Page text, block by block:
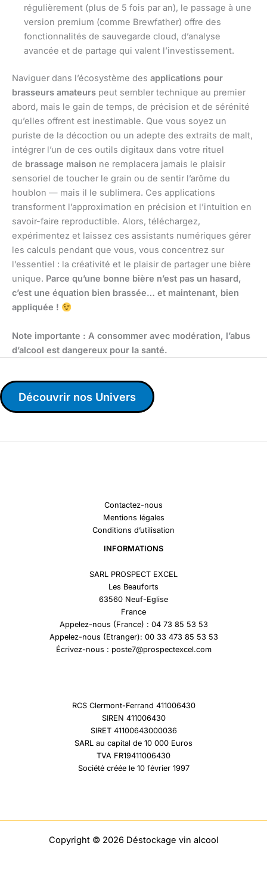
régulièrement (plus de 5 fois par an), le passage à une
version premium (comme Brewfather) offre des
fonctionnalités de sauvegarde cloud, d’analyse
avancée et de partage qui valent l’investissement.
Naviguer dans l’écosystème des applications pour
brasseurs amateurs peut sembler technique au premier
abord, mais le gain de temps, de précision et de sérénité
qu’elles offrent est inestimable. Que vous soyez un
puriste de la décoction ou un adepte des extraits de malt,
intégrer l’un de ces outils digitaux dans votre rituel
de brassage maison ne remplacera jamais le plaisir
sensoriel de toucher le grain ou de sentir l’arôme du
houblon — mais il le sublimera. Ces applications
transforment l’approximation en précision et l’intuition en
savoir-faire reproductible. Alors, téléchargez,
expérimentez et laissez ces assistants numériques gérer
les calculs pendant que vous, vous concentrez sur
l’essentiel : la créativité et le plaisir de partager une bière
unique. Parce qu’une bonne bière n’est pas un hasard,
c’est une équation bien brassée… et maintenant, bien
appliquée !
Note importante : A consommer avec modération, l’abus
d’alcool est dangereux pour la santé.
Découvrir nos Univers
Contactez-nous
Mentions légales
Conditions d’utilisation
INFORMATIONS
SARL PROSPECT EXCEL
Les Beauforts
63560 Neuf-Eglise
France
Appelez-nous (France) : 04 73 85 53 53
Appelez-nous (Etranger): 00 33 473 85 53 53
Écrivez-nous : poste7@prospectexcel.com
RCS Clermont-Ferrand 411006430
SIREN 411006430
SIRET 41100643000036
SARL au capital de 10 000 Euros
TVA FR19411006430
Société créée le 10 février 1997
Copyright © 2026 Déstockage vin alcool